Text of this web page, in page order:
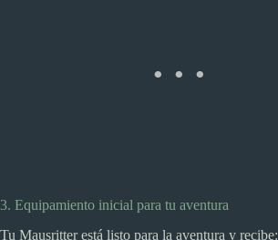
3. Equipamiento inicial para tu aventura
Tu Mausritter está listo para la aventura y recibe: